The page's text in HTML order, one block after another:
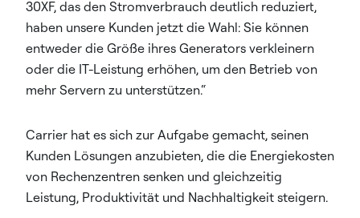
30XF, das den Stromverbrauch deutlich reduziert,
haben unsere Kunden jetzt die Wahl: Sie können
entweder die Größe ihres Generators verkleinern
oder die IT-Leistung erhöhen, um den Betrieb von
mehr Servern zu unterstützen.“
Carrier hat es sich zur Aufgabe gemacht, seinen
Kunden Lösungen anzubieten, die die Energiekosten
von Rechenzentren senken und gleichzeitig
Leistung, Produktivität und Nachhaltigkeit steigern.